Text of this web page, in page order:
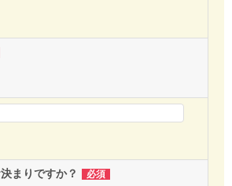
まりですか？ 必須